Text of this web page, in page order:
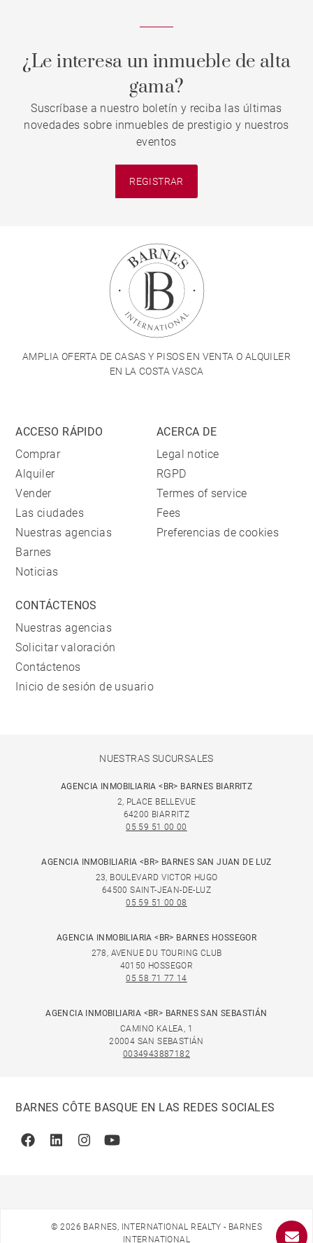
¿Le interesa un inmueble de alta
gama?
Suscríbase a nuestro boletín y reciba las últimas
novedades sobre inmuebles de prestigio y nuestros
eventos
REGISTRAR
AMPLIA OFERTA DE CASAS Y PISOS EN VENTA O ALQUILER
EN LA COSTA VASCA
ACCESO RÁPIDO
Comprar
Alquiler
Vender
Las ciudades
Nuestras agencias
Barnes
Noticias
ACERCA DE
Legal notice
RGPD
Termes of service
Fees
Preferencias de cookies
CONTÁCTENOS
Nuestras agencias
Solicitar valoración
Contáctenos
Inicio de sesión de usuario
NUESTRAS SUCURSALES
AGENCIA INMOBILIARIA <BR> BARNES BIARRITZ
2, PLACE BELLEVUE
64200 BIARRITZ
05 59 51 00 00
AGENCIA INMOBILIARIA <BR> BARNES SAN JUAN DE LUZ
23, BOULEVARD VICTOR HUGO
64500 SAINT-JEAN-DE-LUZ
05 59 51 00 08
AGENCIA INMOBILIARIA <BR> BARNES HOSSEGOR
278, AVENUE DU TOURING CLUB
40150 HOSSEGOR
05 58 71 77 14
AGENCIA INMOBILIARIA <BR> BARNES SAN SEBASTIÁN
CAMINO KALEA, 1
20004 SAN SEBASTIÁN
0034943887182
BARNES CÔTE BASQUE EN LAS REDES SOCIALES
FacebookLinkedinInstagramYoutube
© 2026 BARNES, INTERNATIONAL REALTY - BARNES
INTERNATIONAL